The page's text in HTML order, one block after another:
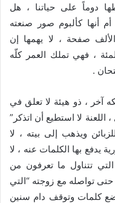
دوماً على حياتنا ، هل
أنها كألبوم صور صنعته
صفحة ، لا يهمها إن
، فهي تملك العمر كلّه
.
آخر ، ذو هيئة لا تعلق في
اللعنة لا استطيع أن اتذكر”
ويذهب إلى بيته ، لا
بها الكلمات عنه ، لا
تتناول ما تعرفون من
تواصله مع زوجته “التي
كلمات وتوقف دام سنين